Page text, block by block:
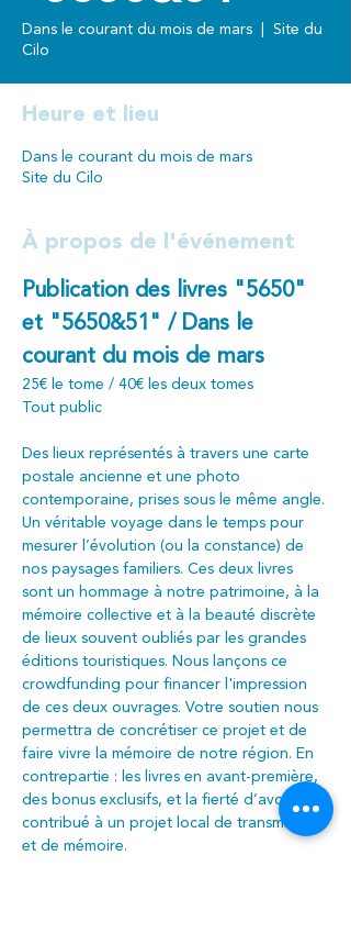
Dans le courant du mois de mars
Site du
Cilo
Heure et lieu
Dans le courant du mois de mars
Site du Cilo
À propos de l'événement
Publication des livres "5650"
et "5650&51" / Dans le
courant du mois de mars
25€ le tome / 40€ les deux tomes
Tout public
Des lieux représentés à travers une carte
postale ancienne et une photo
contemporaine, prises sous le même angle.
Un véritable voyage dans le temps pour
mesurer l’évolution (ou la constance) de
nos paysages familiers. Ces deux livres
sont un hommage à notre patrimoine, à la
mémoire collective et à la beauté discrète
de lieux souvent oubliés par les grandes
éditions touristiques. Nous lançons ce
crowdfunding pour financer l'impression
de ces deux ouvrages. Votre soutien nous
permettra de concrétiser ce projet et de
faire vivre la mémoire de notre région. En
contrepartie : les livres en avant-première,
des bonus exclusifs, et la fierté d’avoir
contribué à un projet local de transmission
et de mémoire.